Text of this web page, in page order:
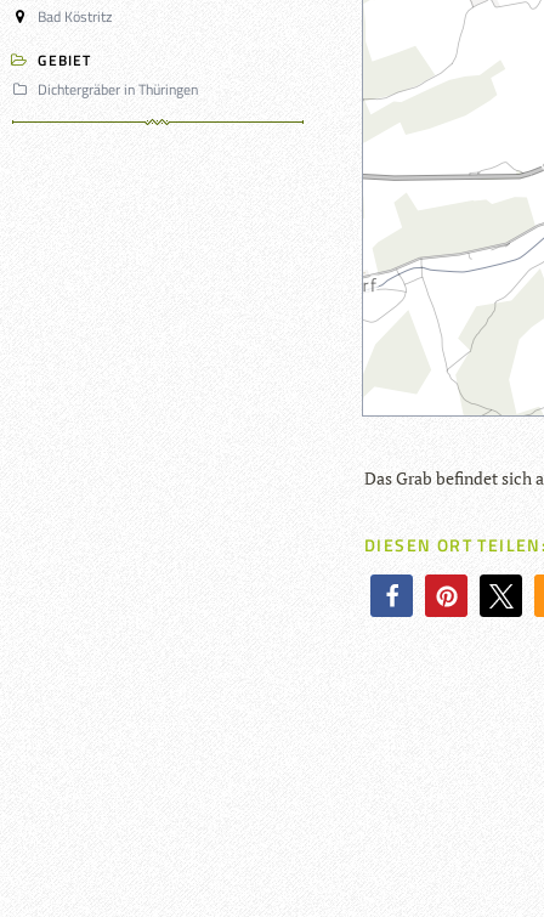
Bad Köstritz
GEBIET
Dichtergräber in Thüringen
Das Grab befin­det sich
DIESEN ORT